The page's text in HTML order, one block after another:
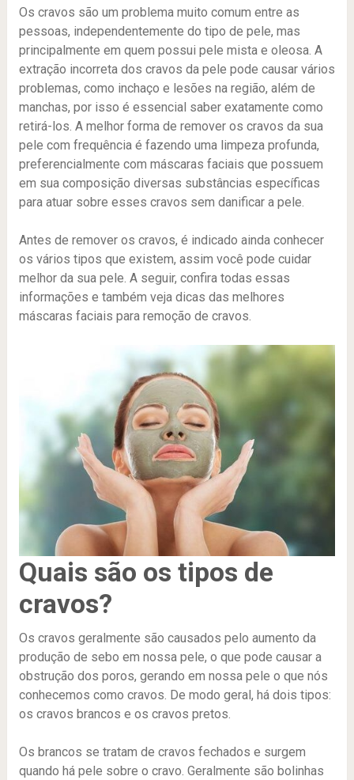
Os cravos são um problema muito comum entre as
pessoas, independentemente do tipo de pele, mas
principalmente em quem possui pele mista e oleosa. A
extração incorreta dos cravos da pele pode causar vários
problemas, como inchaço e lesões na região, além de
manchas, por isso é essencial saber exatamente como
retirá-los. A melhor forma de remover os cravos da sua
pele com frequência é fazendo uma limpeza profunda,
preferencialmente com máscaras faciais que possuem
em sua composição diversas substâncias específicas
para atuar sobre esses cravos sem danificar a pele.
Antes de remover os cravos, é indicado ainda conhecer
os vários tipos que existem, assim você pode cuidar
melhor da sua pele. A seguir, confira todas essas
informações e também veja dicas das melhores
máscaras faciais para remoção de cravos.
Quais são os tipos de
cravos?
Os cravos geralmente são causados pelo aumento da
produção de sebo em nossa pele, o que pode causar a
obstrução dos poros, gerando em nossa pele o que nós
conhecemos como cravos. De modo geral, há dois tipos:
os cravos brancos e os cravos pretos.
Os brancos se tratam de cravos fechados e surgem
quando há pele sobre o cravo. Geralmente são bolinhas